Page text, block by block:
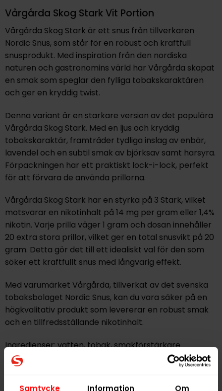
Samtycke Information Om
Vårgårda Skog Stark Vit Portion
Vårgårda Skog Stark är ett snus från tillverkaren
Nordic Snus, som står för en robust och kraftfull
snusprodukt. Med inspiration från den nordiska
naturen och gastronomins värld har Vårgårda skapat
en smak som speglar den fylliga tobakskaraktären
och ger en kryddig twist.
Denna variant är en starkare version av det populära
Vårgårda Skog Stark. Med en ljus och kryddig
tobakskaraktär, framträder tydliga inslag av enbär,
lavendel och en subtil smak av björksav samt harsyra.
Förpackningen har ett praktiskt lock-i-lock, perfekt
för att förvara de använda prillorna.
Vårgårda Skog Stark har en styrka på 3 Stark, vilket
motsvarar en nikotinhalt på 14 mg per gram eller 1,4%
nikotin. Varje prilla väger 1 gram och dosan innehåller
20 extra stora prillor, vilket ger en total snusvikt på 20
gram. Detta gör det till ett idealiskt val för den som
söker ett kraftfullt snus med långvarig effekt.
Med varumärket Vårgårda, tillverkat av det svenska
tobaksbolaget Nordic Snus, kan du vara säker på en
högkvalitativ produkt som levererar en robust smak
och en tillfredsställande nikotinhalt.
Ingredienser: vatten, tobak, smakförstärkare
(koksalt), surhetsreglerande medel,
fuktighetsbevarande medel, aromer.